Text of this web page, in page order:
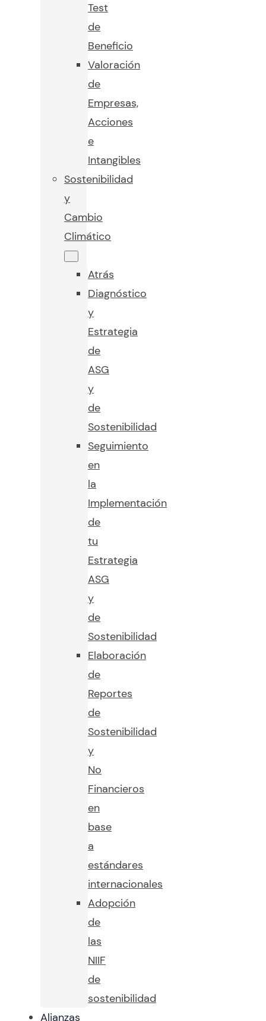
Test
de
Beneficio
Valoración
de
Empresas,
Acciones
e
Intangibles
Sostenibilidad
y
Cambio
Climático
Atrás
Diagnóstico
y
Estrategia
de
ASG
y
de
Sostenibilidad
Seguimiento
en
la
Implementación
de
tu
Estrategia
ASG
y
de
Sostenibilidad
Elaboración
de
Reportes
de
Sostenibilidad
y
No
Financieros
en
base
a
estándares
internacionales
Adopción
de
las
NIIF
de
sostenibilidad
Alianzas